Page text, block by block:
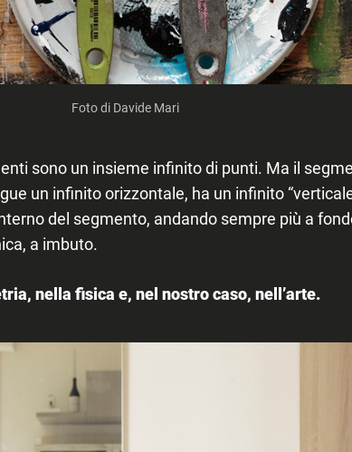
Foto di Davide Mari
sono un insieme infinito di punti. Ma il
un infinito orizzontale, ha un infinito
del segmento, andando sempre più a
a imbuto.
nella fisica e, nel nostro caso, nell’arte.